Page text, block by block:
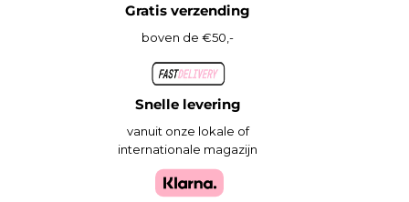
Gratis verzending
boven de €50,-
Snelle levering
vanuit onze lokale of
internationale magazijn